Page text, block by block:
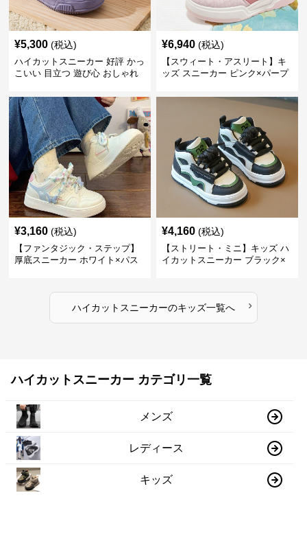
¥5,300 (税込)
ハイカットスニーカー 好評 かっ
こいい 目立つ 遊び心 おしゃれ
すべりにくい 快適歩行 グリップ
力
¥6,940 (税込)
【スウィート・アスリート】キ
ッズ スニーカー ピンク×パープ
ンソール ガールズ
¥3,160 (税込)
【ファンタジック・ステップ】
厚底スニーカー ホワイト×パス
¥4,160 (税込)
【ストリート・ミニ】キッズ ハ
イカットスニーカー ブラック×
ハイカットスニーカーのキッズ一覧へ ›
ハイカットスニーカー カテゴリ一覧
メンズ
レディース
キッズ